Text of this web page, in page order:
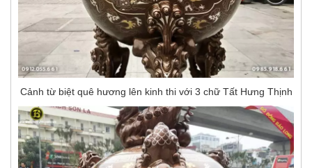
Cảnh từ biệt quê hương lên kinh thi với 3 chữ Tất Hưng Thịnh